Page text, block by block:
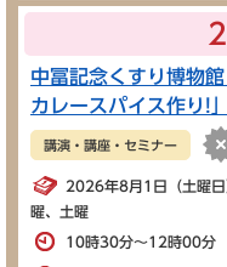
中冨記念くすり博物
カレースパイス作り!」
講演・講座・セミナー
2026年8月1日（土曜
曜、土曜
10時30分～12時00分